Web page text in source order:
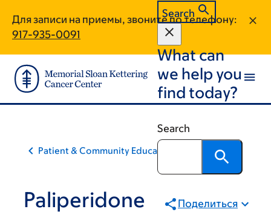
main
content
footer
Для записи на приемы, звоните по телефону:
917-935-0091
Search
What can
we help you
find today?
Search
Patient & Community Education
Paliperidone Поделиться